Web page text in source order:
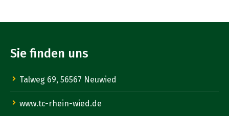
Sie finden uns
Talweg 69, 56567 Neuwied
www.tc-rhein-wied.de